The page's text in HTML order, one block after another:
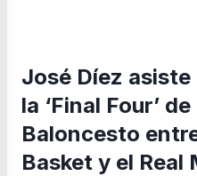
José Díez
la ‘Final Four’
Baloncesto
Basket y el Real